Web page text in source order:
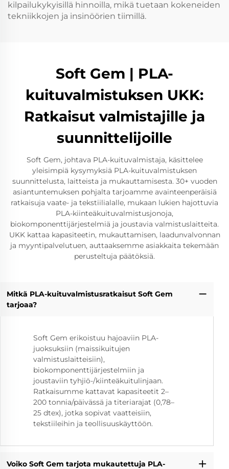
kilpailukykyisillä hinnoilla, mikä tuetaan kokeneiden
tekniikkojen ja insinöörien tiimillä.
Soft Gem | PLA-
kuituvalmistuksen UKK:
Ratkaisut valmistajille ja
suunnittelijoille
Soft Gem, johtava PLA-kuituvalmistaja, käsittelee
yleisimpiä kysymyksiä PLA-kuituvalmistuksen
suunnittelusta, laitteista ja mukauttamisesta. 30+ vuoden
asiantuntemuksen pohjalta tarjoamme avainteenperäisiä
ratkaisuja vaate- ja tekstiilialalle, mukaan lukien hajottuvia
PLA-kiinteäkuituvalmistusjonoja,
biokomponenttijärjestelmiä ja joustavia valmistuslaitteita.
UKK kattaa kapasiteetin, mukauttamisen, laadunvalvonnan
ja myyntipalvelutuen, auttaaksemme asiakkaita tekemään
perusteltuja päätöksiä.
Mitkä PLA-kuituvalmistusratkaisut Soft Gem
tarjoaa?
Soft Gem erikoistuu hajoaviin PLA-
juoksuksiin (maissikuitujen
valmistuslaitteisiin),
biokomponenttijärjestelmiin ja
joustaviin tyhjiö-/kiinteäkuitulinjaan.
Ratkaisumme kattavat kapasiteetit 2–
200 tonnia/päivässä ja titeriarajat (0,78–
25 dtex), jotka sopivat vaatteisiin,
tekstiileihin ja teollisuuskäyttöön.
Voiko Soft Gem tarjota mukautettuja PLA-